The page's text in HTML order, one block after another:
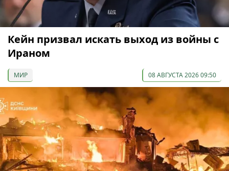
Кейн призвал искать выход из войны с
Ираном
МИР 08 АВГУСТА 2026 09:50